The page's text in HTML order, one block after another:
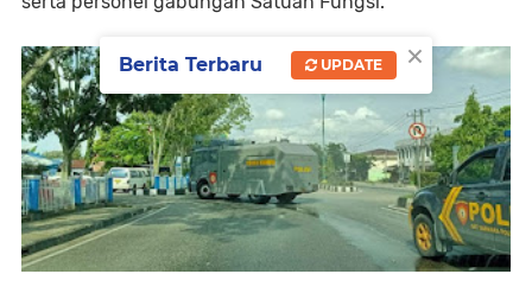
×
Berita Terbaru UPDATE